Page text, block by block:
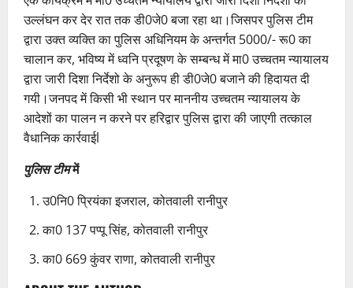
उल्लंघन कर देर रात तक डी0जे0 बजा रहा था।जिसपर पुलिस टीम
द्वारा उक्त व्यक्ति का पुलिस अधिनियम के अन्तर्गत 5000/- रू0 का
चालान कर, भविष्य में ध्वनि प्रदूषण के सम्बन्ध में मा0 उच्चतम न्यायालय
द्वारा जारी दिशा निर्देशो के अनुरूप ही डी0जे0 बजाने की हिदायत दी
गयी।जनपद में किसी भी स्थान पर माननीय उच्चतम न्यायालय के
आदेशों का पालन न करने पर हरिद्वार पुलिस द्वारा की जाएगी तत्काल
वैधानिक कार्रवाईl
पुलिस टीममें
उ0नि0 प्रियंका इजराल, कोतवाली रानीपुर
का0 137 पप्पू सिंह, कोतवाली रानीपुर
का0 669 कुंवर राणा, कोतवाली रानीपुर